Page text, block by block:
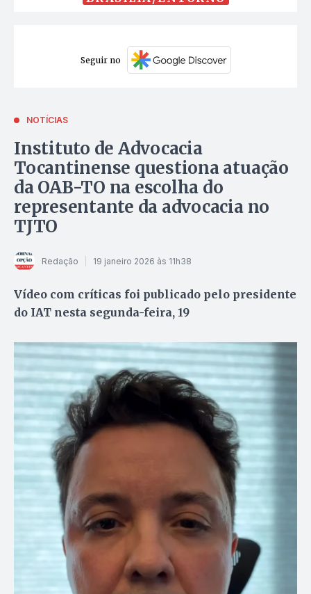
Seguir no
NOTÍCIAS
Instituto de Advocacia
Tocantinense questiona atuação
da OAB-TO na escolha do
representante da advocacia no
TJTO
Redação 19 janeiro 2026 às 11h38
Vídeo com críticas foi publicado pelo presidente
do IAT nesta segunda-feira, 19